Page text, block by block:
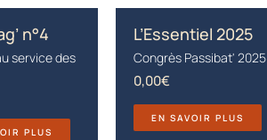
n°4
service des
PLUS
L’Essentiel 2025
Congrès Passibat' 2025
0,00€
EN SAVOIR PLUS